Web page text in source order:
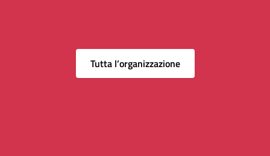
Tutta l’organizzazione